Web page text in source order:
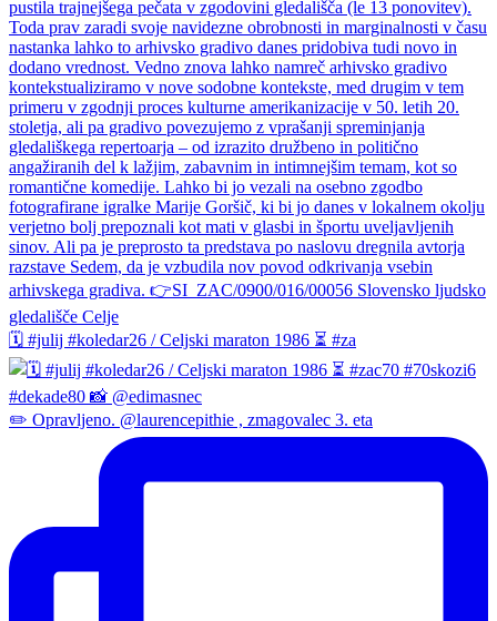
🗓️ #julij #koledar26 / Celjski maraton 1986 ⏳ #za
✏️ Opravljeno. @laurencepithie , zmagovalec 3. eta